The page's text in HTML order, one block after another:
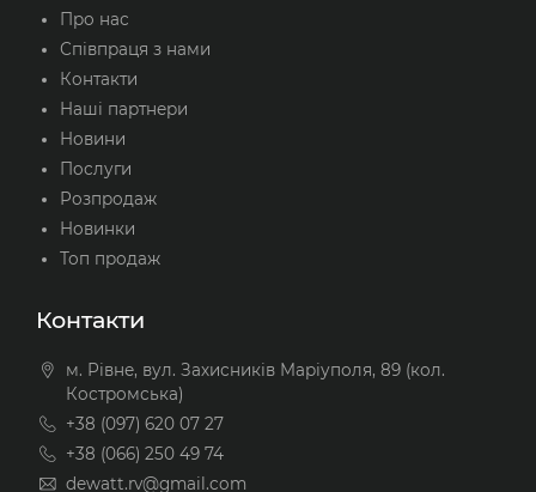
Про нас
Співпраця з нами
Контакти
Наші партнери
Новини
Послуги
Розпродаж
Новинки
Топ продаж
Контакти
м. Рівне, вул. Захисників Маріуполя, 89 (кол.
Костромська)
+38 (097) 620 07 27
+38 (066) 250 49 74
dewatt.rv@gmail.com